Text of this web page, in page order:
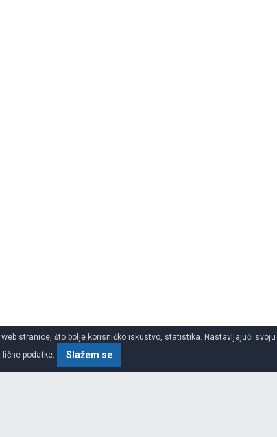
stranice, što bolje korisničko iskustvo, statistika. Nastavljajući
lične podatke. Slažem se